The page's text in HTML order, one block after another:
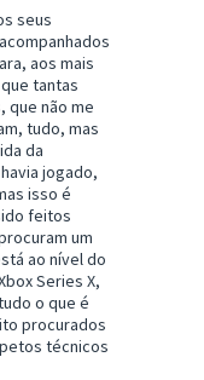
seus
aos mais
tantas
que não me
tudo, mas
da
jogado,
isso é
feitos
um
ao nível do
Series X,
o que é
procurados
técnicos